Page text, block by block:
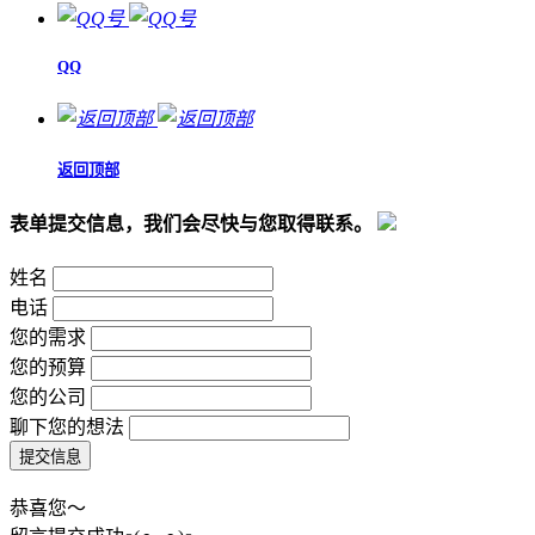
QQ
返回顶部
表单提交信息，我们会尽快与您取得联系。
姓名
电话
您的需求
您的预算
您的公司
聊下您的想法
恭喜您～